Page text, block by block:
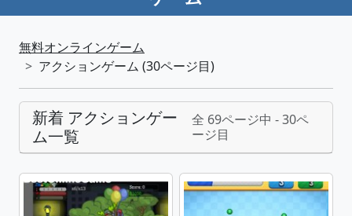
無料オンラインゲーム
アクションゲーム (30ページ目)
新着 アクションゲー
ム一覧
全 69ページ中 - 30ペ
ージ目